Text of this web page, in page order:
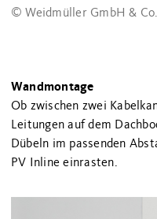
© Weidmüller GmbH &
Wandmontage
Ob zwischen zwei
Leitungen auf dem
Dübeln im passenden
PV Inline einrasten.